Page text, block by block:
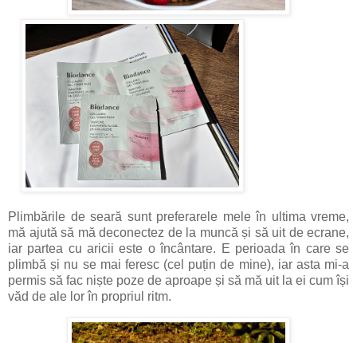
Plimbările de seară sunt preferarele mele în ultima vreme,
mă ajută să mă deconectez de la muncă și să uit de ecrane,
iar partea cu aricii este o încântare. E perioada în care se
plimbă și nu se mai feresc (cel puțin de mine), iar asta mi-a
permis să fac niște poze de aproape și să mă uit la ei cum își
văd de ale lor în propriul ritm.